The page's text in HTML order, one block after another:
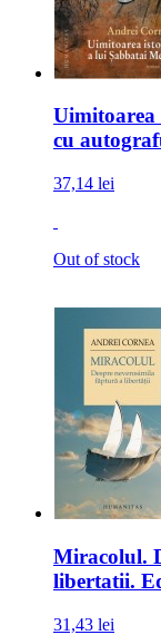
Uimitoarea
cu
37,14 lei
Out of stock
Miracolul.
libertatii.
31,43 lei